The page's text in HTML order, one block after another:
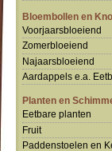
Bloembollen en
Voorjaarsbloeiend
Zomerbloeiend
Najaarsbloeiend
Aardappels e.a.
Planten en
Eetbare planten
Fruit
Paddenstoelen en